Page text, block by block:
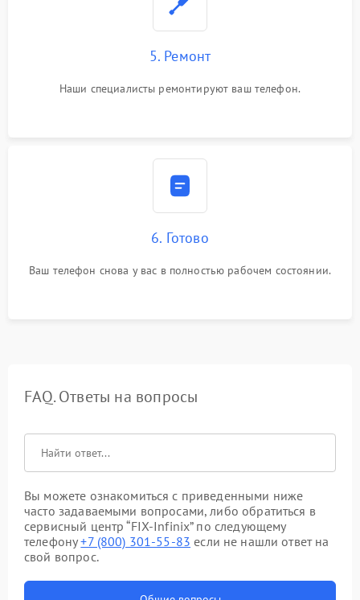
5. Ремонт
Наши специалисты ремонтируют ваш телефон.
6. Готово
Ваш телефон снова у вас в полностью рабочем состоянии.
FAQ. Ответы на вопросы
Вы можете ознакомиться с приведенными ниже
часто задаваемыми вопросами, либо обратиться в
сервисный центр “FIX-Infinix” по следующему
телефону+7 (800) 301-55-83 если не нашли ответ на
свой вопрос.